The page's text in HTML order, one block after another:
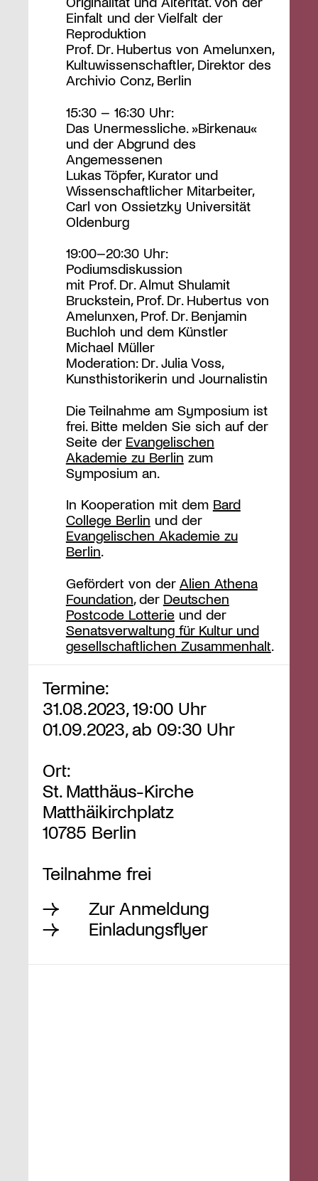
Einfalt und der Vielfalt der
Reproduktion
Prof. Dr. Hubertus von Amelunxen,
Kultuwissenschaftler, Direktor des
Archivio Conz, Berlin
15:30 – 16:30 Uhr:
Das Unermessliche. »Birkenau«
und der Abgrund des
Angemessenen
Lukas Töpfer, Kurator und
Wissenschaftlicher Mitarbeiter,
Carl von Ossietzky Universität
Oldenburg
19:00–20:30 Uhr:
Podiumsdiskussion
mit Prof. Dr. Almut Shulamit
Bruckstein, Prof. Dr. Hubertus von
Amelunxen, Prof. Dr. Benjamin
Buchloh und dem Künstler
Michael Müller
Moderation: Dr. Julia Voss,
Kunsthistorikerin und Journalistin
Die Teilnahme am Symposium ist
frei. Bitte melden Sie sich auf der
Seite der Evangelischen
Akademie zu Berlin zum
Symposium an.
In Kooperation mit dem Bard
College Berlin und der
Evangelischen Akademie zu
Berlin.
Gefördert von der Alien Athena
Foundation, der Deutschen
Postcode Lotterieund der
Senatsverwaltung für Kultur und
gesellschaftlichen Zusammenhalt.
Termine:
31.08.2023, 19:00 Uhr
01.09.2023, ab 09:30 Uhr
Ort:
St. Matthäus-Kirche
Matthäikirchplatz
10785 Berlin
Teilnahme frei
Zur Anmeldung
Einladungsflyer